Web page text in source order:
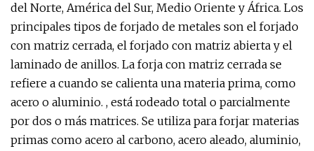
del Norte, América del Sur, Medio Oriente y África. Los
principales tipos de forjado de metales son el forjado
con matriz cerrada, el forjado con matriz abierta y el
laminado de anillos. La forja con matriz cerrada se
refiere a cuando se calienta una materia prima, como
acero o aluminio. , está rodeado total o parcialmente
por dos o más matrices. Se utiliza para forjar materias
primas como acero al carbono, acero aleado, aluminio,